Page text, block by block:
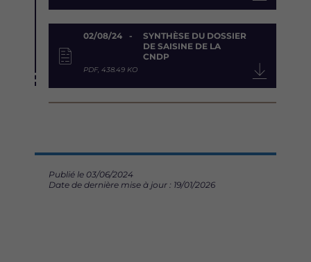
02/08/24
SYNTHÈSE DU DOSSIER
DE SAISINE DE LA
CNDP
PDF, 438.49 KO
Publié le 03/06/2024
Date de dernière mise à jour : 19/01/2026